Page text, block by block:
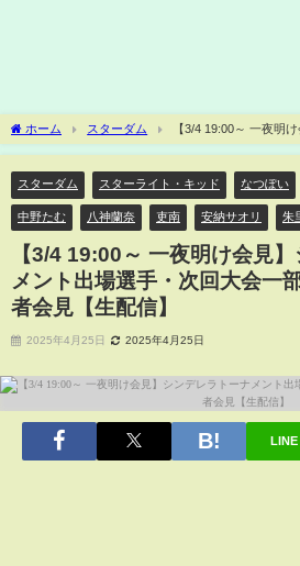
ホーム スターダム
【3/4 19:00～ 一夜明
場選手・次回大会一部対戦カード発表記者会見【生
スターダム スターライト・キッド なつぽい
中野たむ 八神蘭奈 吏南 安納サオリ 朱
【3/4 19:00～ 一夜明け会見
メント出場選手・次回大会一
者会見【生配信】
2025年4月25日 2025年4月25日
LINE